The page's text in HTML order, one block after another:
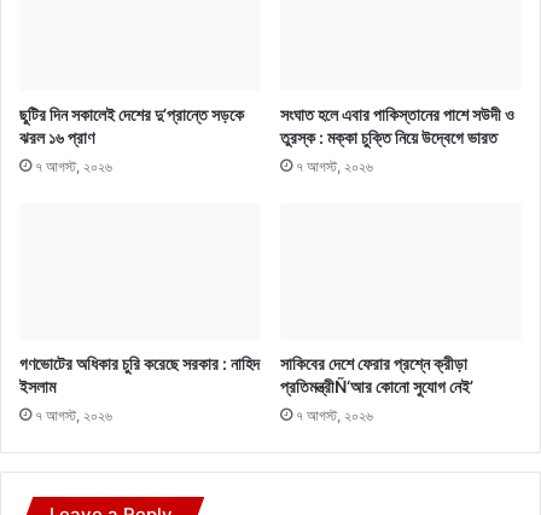
ছুটির দিন সকালেই দেশের দু’প্রান্তে সড়কে
ঝরল ১৬ প্রাণ
৭ আগস্ট, ২০২৬
সংঘাত হলে এবার পাকিস্তানের পাশে সউদী ও
তুরস্ক : মক্কা চুক্তি নিয়ে উদ্বেগে ভারত
৭ আগস্ট, ২০২৬
গণভোটের অধিকার চুরি করেছে সরকার : নাহিদ
ইসলাম
৭ আগস্ট, ২০২৬
সাকিবের দেশে ফেরার প্রশ্নে ক্রীড়া
প্রতিমন্ত্রীÑ‘আর কোনো সুযোগ নেই’
৭ আগস্ট, ২০২৬